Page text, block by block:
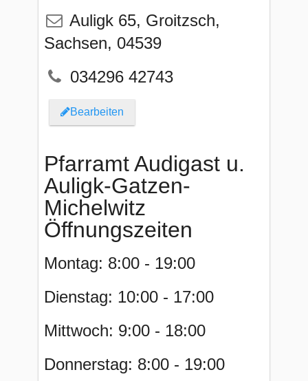
Auligk 65, Groitzsch,
Sachsen, 04539
034296 42743
Bearbeiten
Pfarramt Audigast u.
Auligk-Gatzen-
Michelwitz
Öffnungszeiten
Montag: 8:00 - 19:00
Dienstag: 10:00 - 17:00
Mittwoch: 9:00 - 18:00
Donnerstag: 8:00 - 19:00